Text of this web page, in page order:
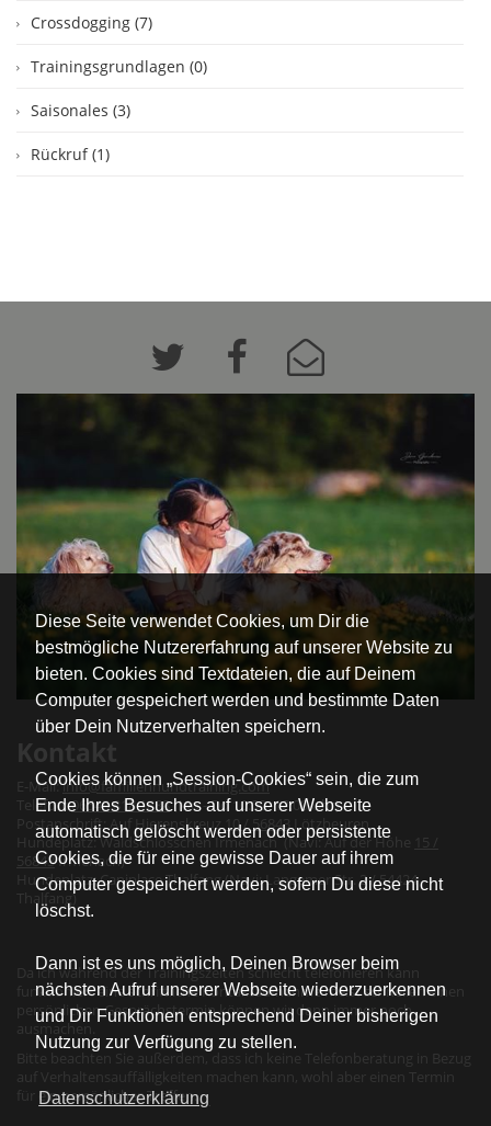
Diese Seite verwendet Cookies, um Dir die
bestmögliche Nutzererfahrung auf unserer Website zu
bieten. Cookies sind Textdateien, die auf Deinem
Computer gespeichert werden und bestimmte Daten
über Dein Nutzerverhalten speichern.
Cookies können „Session-Cookies“ sein, die zum
Ende Ihres Besuches auf unserer Webseite
automatisch gelöscht werden oder persistente
Cookies, die für eine gewisse Dauer auf ihrem
Computer gespeichert werden, sofern Du diese nicht
löschst.
Dann ist es uns möglich, Deinen Browser beim
nächsten Aufruf unserer Webseite wiederzuerkennen
und Dir Funktionen entsprechend Deiner bisherigen
Nutzung zur Verfügung zu stellen.
Datenschutzerklärung
Crossdogging (7)
Trainingsgrundlagen (0)
Saisonales (3)
Rückruf (1)
Kontakt
E-Mail:info@familienhundtraining.com
Telefon:06543 818 1888(Mo - Do 10:00- 12:00 Uhr)
Postanschrift: Auf Hierenskreuz10 / 56843Lötzbeuren
Hundeplatz: Waldschlösschen Irmenach (Navi: Auf der Höhe
15 /
56843Irmenach)
Hundeplatz: Caniplace Thalfang (Navi: Langemer Str. 2 / 54424
Thalfang)
Da ich während der Trainingszeiten schlecht telefonieren kann
funktioniert eine schriftliche Kontaktaufnahme meist schneller: einen
persönlichen Gesprächstermin können wir dann immer noch
ausmachen.
Bitte beachten Sie außerdem, dass ich keine Telefonberatung in Bezug
auf Verhaltensauffälligkeiten machen kann, wohl aber einen Termin
für ein persönliches Treffen.